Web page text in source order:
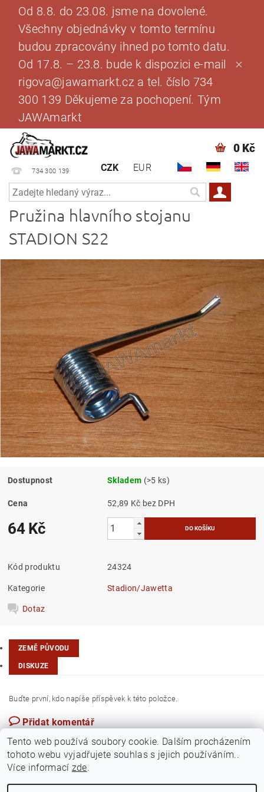
Od 8.8. do 23.08. jsme na dovolené.
Všechny objednávky v tomto termínu
budou zpracovány ihned po tomto datu.
Od 17.8. – 23.8. bude k dispozici e-mail
rigova@jawamarkt.cz a tel. číslo 734
300 139 Děkujeme za pochopení. Tým
JAWAmarkt
734 300 139 CZK EUR
0 Kč
Pružina hlavního stojanu
STADION S22
Dostupnost Skladem (>5 ks)
Cena 52,89 Kč bez DPH
64 Kč
Kód produktu 24324
Kategorie Stadion/Jawetta
Dotaz
ZEMĚ PŮVODU
DISKUZE
Buďte první, kdo napíše příspěvek k této položce.
Přidat komentář
Tento web používá soubory cookie. Dalším procházením
tohoto webu vyjadřujete souhlas s jejich používáním..
Více informací zde.